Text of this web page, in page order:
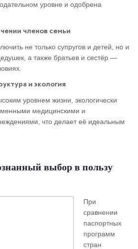
уровне и одобрена
членов семьи
не только супругов и детей, но и
а также братьев и сестёр —
и экология
уровнем жизни, экологически
медицинскими и
что делает её идеальным
выбор в пользу
При
сравнении
паспортных
программ
стран